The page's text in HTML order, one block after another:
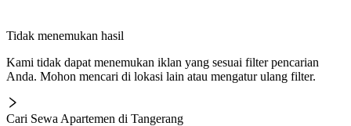
Tidak menemukan hasil
Kami tidak dapat menemukan iklan yang sesuai filter pencarian
Anda. Mohon mencari di lokasi lain atau mengatur ulang filter.
Cari Sewa Apartemen di Tangerang